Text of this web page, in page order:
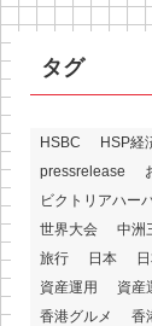
タグ
HSBC HSP経
pressrelease
ビクトリアハー
世界大会
中洲
旅行
日本
資産運用
資産
香港グルメ
香